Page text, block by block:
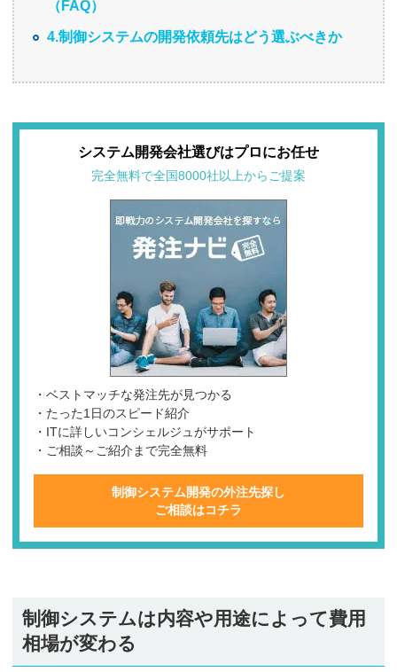
（FAQ）
4.制御システムの開発依頼先はどう選ぶべきか
システム開発会社選びはプロにお任せ
完全無料で全国8000社以上からご提案
・ベストマッチな発注先が見つかる
・たった1日のスピード紹介
・ITに詳しいコンシェルジュがサポート
・ご相談～ご紹介まで完全無料
制御システム開発の外注先探し
ご相談はコチラ
制御システムは内容や用途によって費用
相場が変わる